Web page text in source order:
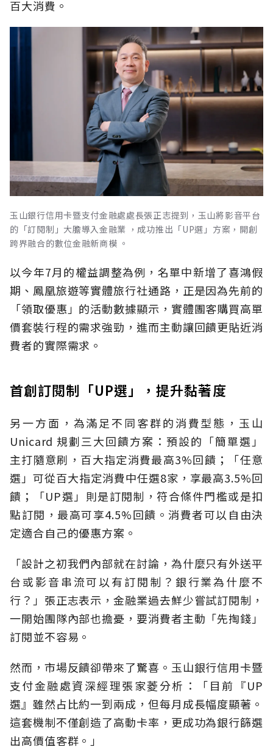
百大消費。
玉山銀行信用卡暨支付金融處處長張正志提到，玉山將影音平台
的「訂閱制」大膽導入金融業 ，成功推出「UP選」方案，開創
跨界融合的數位金融新商模 。
以今年7月的權益調整為例，名單中新增了喜鴻假
期、鳳凰旅遊等實體旅行社通路，正是因為先前的
「領取優惠」的活動數據顯示，實體團客購買高單
價套裝行程的需求強勁，進而主動讓回饋更貼近消
費者的實際需求。
首創訂閱制「UP選」，提升黏著度
另一方面，為滿足不同客群的消費型態，玉山
Unicard 規劃三大回饋方案：預設的「簡單選」
主打隨意刷，百大指定消費最高3%回饋；「任意
選」可從百大指定消費中任選8家，享最高3.5%回
饋；「UP選」則是訂閱制，符合條件門檻或是扣
點訂閱，最高可享4.5%回饋。消費者可以自由決
定適合自己的優惠方案。
「設計之初我們內部就在討論，為什麼只有外送平
台或影音串流可以有訂閱制？銀行業為什麼不
行？」張正志表示，金融業過去鮮少嘗試訂閱制，
一開始團隊內部也擔憂，要消費者主動「先掏錢」
訂閱並不容易。
然而，市場反饋卻帶來了驚喜。玉山銀行信用卡暨
支付金融處資深經理張家菱分析：「目前『UP
選』雖然占比約一到兩成，但每月成長幅度顯著。
這套機制不僅創造了高動卡率，更成功為銀行篩選
出高價值客群。」